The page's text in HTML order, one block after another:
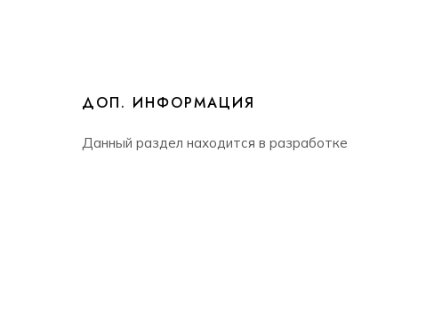
ДОП. ИНФОРМАЦИЯ
Данный раздел находится в разработке